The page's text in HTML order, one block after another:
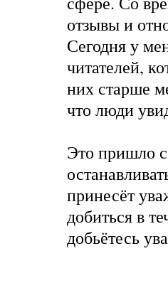
отзывы и
Сегодня у
читателей,
них старше
что люди
Это пришло
принесёт
добиться в
добьётесь